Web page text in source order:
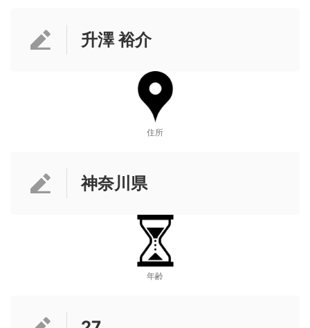
升澤 裕介
住所
神奈川県
年齢